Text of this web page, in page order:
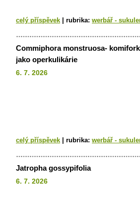
celý příspěvek rubrika: werbář -
Commiphora monstruosa-
jako operkulikárie
6. 7. 2026
celý příspěvek rubrika: werbář -
Jatropha gossypifolia
6. 7. 2026